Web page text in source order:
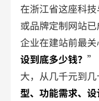
在浙江省这座科
或品牌定制网站
企业在建站前最
设到底多少钱？”
大，从几千元到
型、功能需求、